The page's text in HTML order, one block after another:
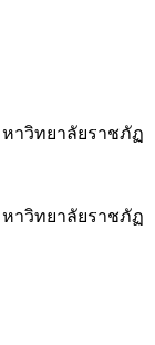
าวิทยาลัยราชภัฏ
าวิทยาลัยราชภัฏ